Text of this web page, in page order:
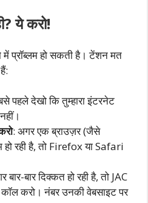
ये करो!
प्रॉब्लम हो सकती है। टेंशन मत
पहले देखो कि तुम्हारा इंटरनेट
: अगर एक ब्राउज़र (जैसे
रही है, तो Firefox या Safari
बार-बार दिक्कत हो रही है, तो JAC
करो। नंबर उनकी वेबसाइट पर